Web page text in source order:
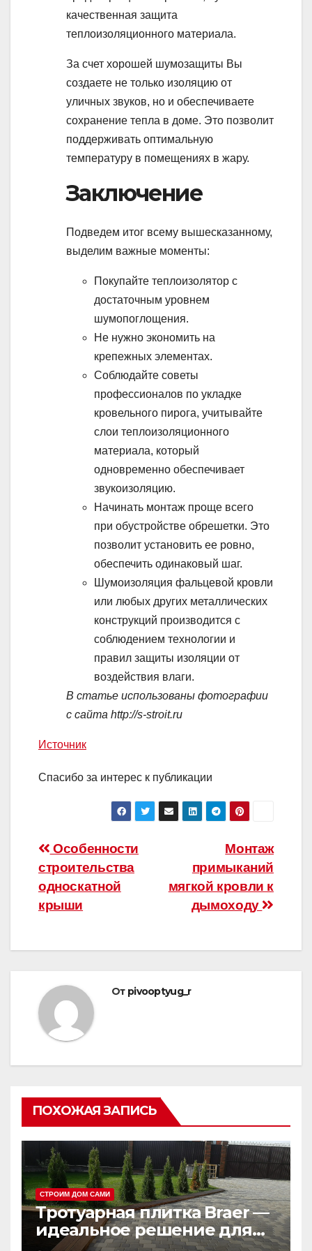
качественная защита
теплоизоляционного материала.
За счет хорошей шумозащиты Вы
создаете не только изоляцию от
уличных звуков, но и обеспечиваете
сохранение тепла в доме. Это позволит
поддерживать оптимальную
температуру в помещениях в жару.
Заключение
Подведем итог всему вышесказанному,
выделим важные моменты:
Покупайте теплоизолятор с
достаточным уровнем
шумопоглощения.
Не нужно экономить на
крепежных элементах.
Соблюдайте советы
профессионалов по укладке
кровельного пирога, учитывайте
слои теплоизоляционного
материала, который
одновременно обеспечивает
звукоизоляцию.
Начинать монтаж проще всего
при обустройстве обрешетки. Это
позволит установить ее ровно,
обеспечить одинаковый шаг.
Шумоизоляция фальцевой кровли
или любых других металлических
конструкций производится с
соблюдением технологии и
правил защиты изоляции от
воздействия влаги.
В статье использованы фотографии
с сайта http://s-stroit.ru
Источник
Спасибо за интерес к публикации
Навигация
по
записям
Монтаж
примыканий
мягкой кровли к
дымоходу
Особенности
строительства
односкатной
крыши
От pivooptyug_r
ПОХОЖАЯ ЗАПИСЬ
СТРОИМ ДОМ САМИ
Тротуарная плитка Braer —
идеальное решение для